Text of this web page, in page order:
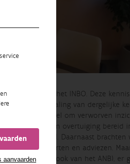
aanvaarden
instelling als het INBO. Deze
Maar de vertaling van dergelijke
belangrijk middel om verworven
met graagte en overtuiging bereid
honderdtal. Daarnaast brachten
artikels, rapporten en adviezen.
en collega’s (ook van het ANB), er